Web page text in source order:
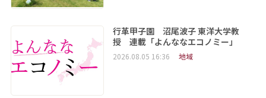
行革甲子園 沼尾波子 東洋大学教
授 連載「よんななエコノミー」
2026.08.05 16:36 地域